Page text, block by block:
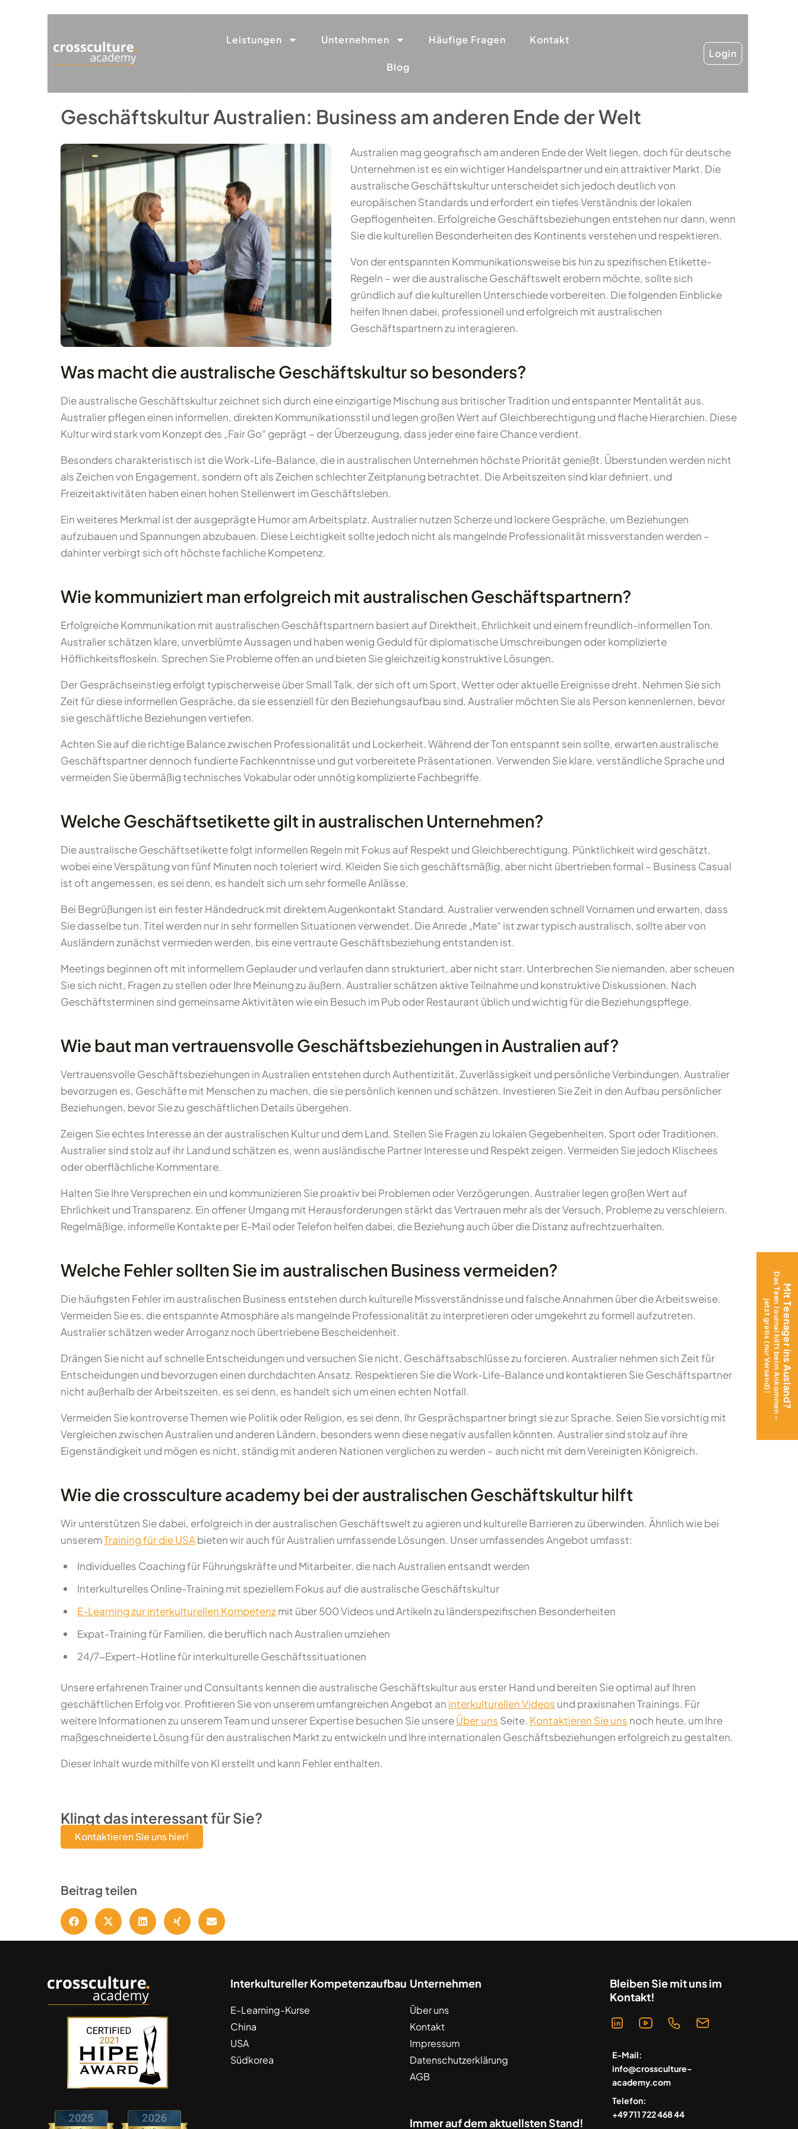
Leistungen Unternehmen Häufige Fragen Kontakt
Blog
Login
Geschäftskultur Australien: Business am anderen Ende der Welt
Australien mag geografisch am anderen Ende der Welt liegen, doch für deutsche
Unternehmen ist es ein wichtiger Handelspartner und ein attraktiver Markt. Die
australische Geschäftskultur unterscheidet sich jedoch deutlich von
europäischen Standards und erfordert ein tiefes Verständnis der lokalen
Gepflogenheiten. Erfolgreiche Geschäftsbeziehungen entstehen nur dann, wenn
Sie die kulturellen Besonderheiten des Kontinents verstehen und respektieren.
Von der entspannten Kommunikationsweise bis hin zu spezifischen Etikette-
Regeln – wer die australische Geschäftswelt erobern möchte, sollte sich
gründlich auf die kulturellen Unterschiede vorbereiten. Die folgenden Einblicke
helfen Ihnen dabei, professionell und erfolgreich mit australischen
Geschäftspartnern zu interagieren.
Was macht die australische Geschäftskultur so besonders?
Die australische Geschäftskultur zeichnet sich durch eine einzigartige Mischung aus britischer Tradition und entspannter Mentalität aus.
Australier pflegen einen informellen, direkten Kommunikationsstil und legen großen Wert auf Gleichberechtigung und flache Hierarchien. Diese
Kultur wird stark vom Konzept des „Fair Go“ geprägt – der Überzeugung, dass jeder eine faire Chance verdient.
Besonders charakteristisch ist die Work-Life-Balance, die in australischen Unternehmen höchste Priorität genießt. Überstunden werden nicht
als Zeichen von Engagement, sondern oft als Zeichen schlechter Zeitplanung betrachtet. Die Arbeitszeiten sind klar definiert, und
Freizeitaktivitäten haben einen hohen Stellenwert im Geschäftsleben.
Ein weiteres Merkmal ist der ausgeprägte Humor am Arbeitsplatz. Australier nutzen Scherze und lockere Gespräche, um Beziehungen
aufzubauen und Spannungen abzubauen. Diese Leichtigkeit sollte jedoch nicht als mangelnde Professionalität missverstanden werden –
dahinter verbirgt sich oft höchste fachliche Kompetenz.
Wie kommuniziert man erfolgreich mit australischen Geschäftspartnern?
Erfolgreiche Kommunikation mit australischen Geschäftspartnern basiert auf Direktheit, Ehrlichkeit und einem freundlich-informellen Ton.
Australier schätzen klare, unverblümte Aussagen und haben wenig Geduld für diplomatische Umschreibungen oder komplizierte
Höflichkeitsfloskeln. Sprechen Sie Probleme offen an und bieten Sie gleichzeitig konstruktive Lösungen.
Der Gesprächseinstieg erfolgt typischerweise über Small Talk, der sich oft um Sport, Wetter oder aktuelle Ereignisse dreht. Nehmen Sie sich
Zeit für diese informellen Gespräche, da sie essenziell für den Beziehungsaufbau sind. Australier möchten Sie als Person kennenlernen, bevor
sie geschäftliche Beziehungen vertiefen.
Achten Sie auf die richtige Balance zwischen Professionalität und Lockerheit. Während der Ton entspannt sein sollte, erwarten australische
Geschäftspartner dennoch fundierte Fachkenntnisse und gut vorbereitete Präsentationen. Verwenden Sie klare, verständliche Sprache und
vermeiden Sie übermäßig technisches Vokabular oder unnötig komplizierte Fachbegriffe.
Welche Geschäftsetikette gilt in australischen Unternehmen?
Die australische Geschäftsetikette folgt informellen Regeln mit Fokus auf Respekt und Gleichberechtigung. Pünktlichkeit wird geschätzt,
wobei eine Verspätung von fünf Minuten noch toleriert wird. Kleiden Sie sich geschäftsmäßig, aber nicht übertrieben formal – Business Casual
ist oft angemessen, es sei denn, es handelt sich um sehr formelle Anlässe.
Bei Begrüßungen ist ein fester Händedruck mit direktem Augenkontakt Standard. Australier verwenden schnell Vornamen und erwarten, dass
Sie dasselbe tun. Titel werden nur in sehr formellen Situationen verwendet. Die Anrede „Mate“ ist zwar typisch australisch, sollte aber von
Ausländern zunächst vermieden werden, bis eine vertraute Geschäftsbeziehung entstanden ist.
Meetings beginnen oft mit informellem Geplauder und verlaufen dann strukturiert, aber nicht starr. Unterbrechen Sie niemanden, aber scheuen
Sie sich nicht, Fragen zu stellen oder Ihre Meinung zu äußern. Australier schätzen aktive Teilnahme und konstruktive Diskussionen. Nach
Geschäftsterminen sind gemeinsame Aktivitäten wie ein Besuch im Pub oder Restaurant üblich und wichtig für die Beziehungspflege.
Wie baut man vertrauensvolle Geschäftsbeziehungen in Australien auf?
Vertrauensvolle Geschäftsbeziehungen in Australien entstehen durch Authentizität, Zuverlässigkeit und persönliche Verbindungen. Australier
bevorzugen es, Geschäfte mit Menschen zu machen, die sie persönlich kennen und schätzen. Investieren Sie Zeit in den Aufbau persönlicher
Beziehungen, bevor Sie zu geschäftlichen Details übergehen.
Zeigen Sie echtes Interesse an der australischen Kultur und dem Land. Stellen Sie Fragen zu lokalen Gegebenheiten, Sport oder Traditionen.
Australier sind stolz auf ihr Land und schätzen es, wenn ausländische Partner Interesse und Respekt zeigen. Vermeiden Sie jedoch Klischees
oder oberflächliche Kommentare.
Halten Sie Ihre Versprechen ein und kommunizieren Sie proaktiv bei Problemen oder Verzögerungen. Australier legen großen Wert auf
Ehrlichkeit und Transparenz. Ein offener Umgang mit Herausforderungen stärkt das Vertrauen mehr als der Versuch, Probleme zu verschleiern.
Regelmäßige, informelle Kontakte per E-Mail oder Telefon helfen dabei, die Beziehung auch über die Distanz aufrechtzuerhalten.
Welche Fehler sollten Sie im australischen Business vermeiden?
Die häufigsten Fehler im australischen Business entstehen durch kulturelle Missverständnisse und falsche Annahmen über die Arbeitsweise.
Vermeiden Sie es, die entspannte Atmosphäre als mangelnde Professionalität zu interpretieren oder umgekehrt zu formell aufzutreten.
Australier schätzen weder Arroganz noch übertriebene Bescheidenheit.
Drängen Sie nicht auf schnelle Entscheidungen und versuchen Sie nicht, Geschäftsabschlüsse zu forcieren. Australier nehmen sich Zeit für
Entscheidungen und bevorzugen einen durchdachten Ansatz. Respektieren Sie die Work-Life-Balance und kontaktieren Sie Geschäftspartner
nicht außerhalb der Arbeitszeiten, es sei denn, es handelt sich um einen echten Notfall.
Vermeiden Sie kontroverse Themen wie Politik oder Religion, es sei denn, Ihr Gesprächspartner bringt sie zur Sprache. Seien Sie vorsichtig mit
Vergleichen zwischen Australien und anderen Ländern, besonders wenn diese negativ ausfallen könnten. Australier sind stolz auf ihre
Eigenständigkeit und mögen es nicht, ständig mit anderen Nationen verglichen zu werden – auch nicht mit dem Vereinigten Königreich.
Wie die crossculture academy bei der australischen Geschäftskultur hilft
Wir unterstützen Sie dabei, erfolgreich in der australischen Geschäftswelt zu agieren und kulturelle Barrieren zu überwinden. Ähnlich wie bei
unseremTraining für die USAbieten wir auch für Australien umfassende Lösungen. Unser umfassendes Angebot umfasst:
Individuelles Coaching für Führungskräfte und Mitarbeiter, die nach Australien entsandt werden
Interkulturelles Online-Training mit speziellem Fokus auf die australische Geschäftskultur
E-Learning zur interkulturellen Kompetenzmit über 500 Videos und Artikeln zu länderspezifischen Besonderheiten
Expat-Training für Familien, die beruflich nach Australien umziehen
24/7-Expert-Hotline für interkulturelle Geschäftssituationen
Unsere erfahrenen Trainer und Consultants kennen die australische Geschäftskultur aus erster Hand und bereiten Sie optimal auf Ihren
geschäftlichen Erfolg vor. Profitieren Sie von unserem umfangreichen Angebot an interkulturellen Videos und praxisnahen Trainings. Für
weitere Informationen zu unserem Team und unserer Expertise besuchen Sie unsereÜber uns Seite. Kontaktieren Sie uns noch heute, um Ihre
maßgeschneiderte Lösung für den australischen Markt zu entwickeln und Ihre internationalen Geschäftsbeziehungen erfolgreich zu gestalten.
Dieser Inhalt wurde mithilfe von KI erstellt und kann Fehler enthalten.
Klingt das interessant für Sie?
Kontaktieren Sie uns hier!
Beitrag teilen
Mit Teenager ins Ausland?
Das Teen Journal hilft beim Ankommen –
jetzt gratis (nur Versand)!
Interkultureller Kompetenzaufbau
E-Learning-Kurse
China
USA
Südkorea
Unternehmen
Über uns
Kontakt
Impressum
Datenschutzerklärung
AGB
Immer auf dem aktuellsten Stand!
Bleiben Sie mit uns im
Kontakt!
E-Mail:
info@crossculture-
academy.com
Telefon:
+49 711 722 468 44